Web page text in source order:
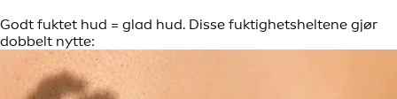
Godt fuktet hud = glad hud. Disse fuktighetsheltene gjør
dobbelt nytte: